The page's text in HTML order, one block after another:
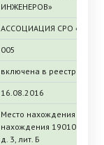
ИНЖЕНЕРОВ»
АССОЦИАЦИЯ СРО
005
включена в реестр
16.08.2016
Место нахождения
нахождения 190103, г.
д. 3, лит. Б